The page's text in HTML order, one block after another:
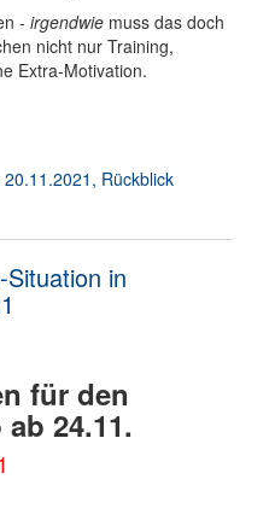
- irgendwie muss das doch
nicht nur Training,
Extra-Motivation.
Rückblick
in
für den
24.11.